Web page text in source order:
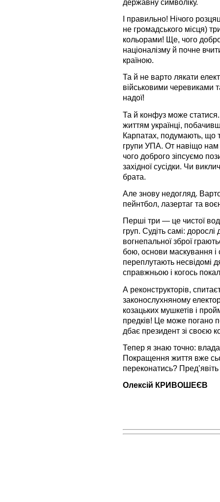
державну символіку.
І правильно! Нічого
не громадського місця)
кольорами! Ще, чого
націоналізму й почне
країною.
Та й не варто лякати
військовими
надої!
Та й конфуз може
життям українці,
Карпатах, подумають, що
групи УПА. От навіщо нам
чого доброго зіпсуємо
західної сусідки. Чи
брата.
Але знову недогляд.
пейнтбол, лазертаг та
Перші три — це чистої
груп. Судіть самі:
вогнепальної зброї
бою, основи маскування і
переплутають несвідомі
справжньою і когось
А реконструкторів,
законослухняному
козацьких мушкетів і
предків! Це може погано
дбає президент зі своєю
Тепер я знаю точно: влада
Покращення життя вже
переконатись?
Олексій КРИВОШЕЄВ